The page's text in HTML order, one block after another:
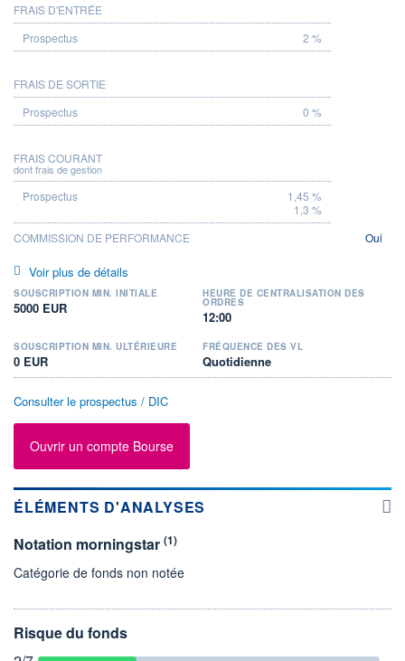
PROSPECTUS
FRAIS D'ENTRÉE
2 %
FRAIS DE SORTIE
0 %
FRAIS COURANT
dont frais de gestion
1,45 %
1,3 %
COMMISSION DE PERFORMANCE
Oui
Voir plus de détails
SOUSCRIPTION MIN. INITIALE
5000 EUR
HEURE DE CENTRALISATION DES
ORDRES
12:00
SOUSCRIPTION MIN. ULTÉRIEURE
0 EUR
FRÉQUENCE DES VL
Quotidienne
Consulter le prospectus / DIC
Ouvrir un compte Bourse
ÉLÉMENTS D'ANALYSES
Notation morningstar (1)
Catégorie de fonds non notée
Risque du fonds